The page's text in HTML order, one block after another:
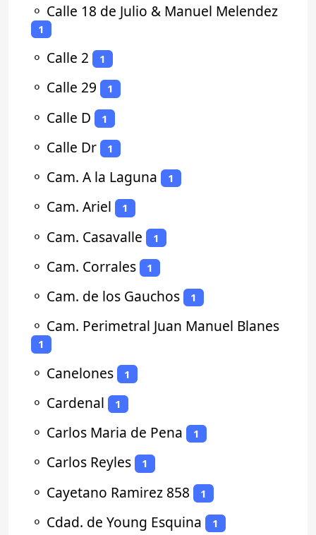
⚬ Calle 18 de Julio & Manuel Melendez
1
⚬ Calle 2 1
⚬ Calle 29 1
⚬ Calle D 1
⚬ Calle Dr 1
⚬ Cam. A la Laguna 1
⚬ Cam. Ariel 1
⚬ Cam. Casavalle 1
⚬ Cam. Corrales 1
⚬ Cam. de los Gauchos 1
⚬ Cam. Perimetral Juan Manuel Blanes
1
⚬ Canelones 1
⚬ Cardenal 1
⚬ Carlos Maria de Pena 1
⚬ Carlos Reyles 1
⚬ Cayetano Ramirez 858 1
⚬ Cdad. de Young Esquina 1